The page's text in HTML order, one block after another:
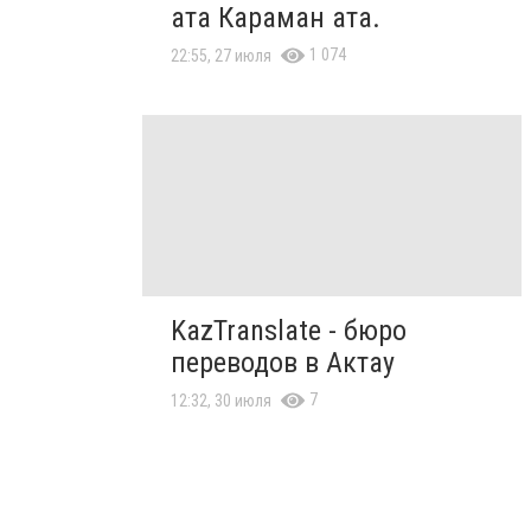
ата Караман ата.
22:55, 27 июля 1 074
KazTranslate - бюро
переводов в Актау
12:32, 30 июля 7